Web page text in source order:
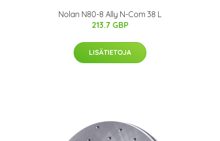
Nolan N80-8 Ally N-Com 38 L
213.7 GBP
LISÄTIETOJA